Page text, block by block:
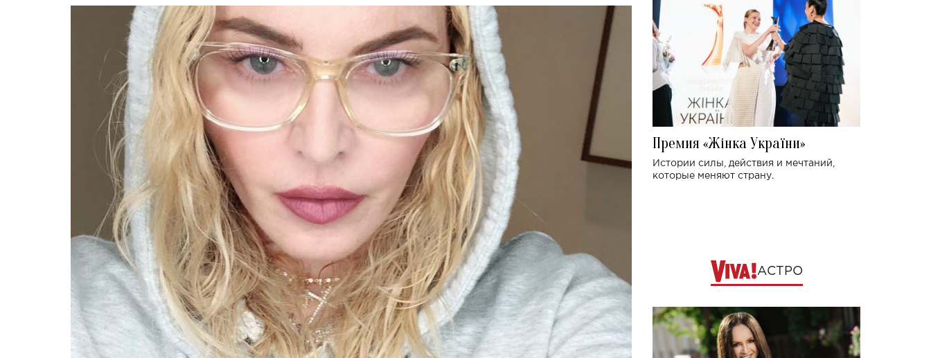
Премия «Жінка України»
Истории силы, действия и мечтаний,
которые меняют страну.
АСТРО